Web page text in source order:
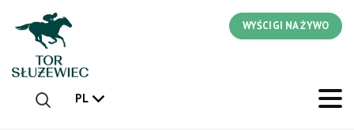
WYŚCIGI NA ŻYWO
PL